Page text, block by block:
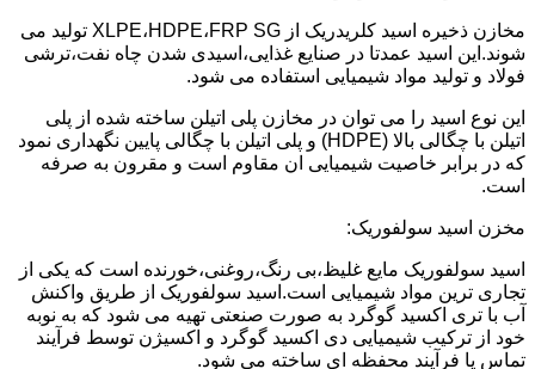
مخازن ذخیره اسید کلریدریک از XLPE،HDPE،FRP SG تولید می
شوند.این اسید عمدتا در صنایع غذایی،اسیدی شدن چاه نفت،ترشی
فولاد و تولید مواد شیمیایی استفاده می شود.
این نوع اسید را می توان در مخازن پلی اتیلن ساخته شده از پلی
اتیلن با چگالی بالا (HDPE) و پلی اتیلن با چگالی پایین نگهداری نمود
که در برابر خاصیت شیمیایی ان مقاوم است و مقرون به صرفه
است.
مخزن اسید سولفوریک:
اسید سولفوریک مایع غلیظ،بی رنگ،روغنی،خورنده است که یکی از
تجاری ترین مواد شیمیایی است.اسید سولفوریک از طریق واکنش
آب با تری اکسید گوگرد به صورت صنعتی تهیه می شود که به نوبه
خود از ترکیب شیمیایی دی اکسید گوگرد و اکسیژن توسط فرآیند
تماس یا فرآیند محفظه ای ساخته می شود.